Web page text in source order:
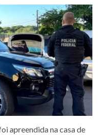
apreendida na casa de